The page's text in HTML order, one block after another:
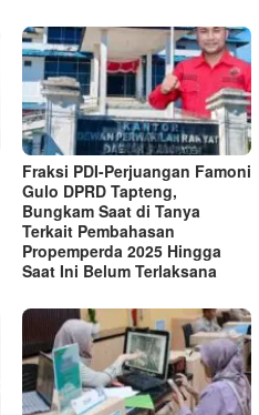
Fraksi PDI-Perjuangan Famoni
Gulo DPRD Tapteng,
Bungkam Saat di Tanya
Terkait Pembahasan
Propemperda 2025 Hingga
Saat Ini Belum Terlaksana